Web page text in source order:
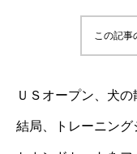
この記事
ＵＳオープン、犬
結局、トレーニング